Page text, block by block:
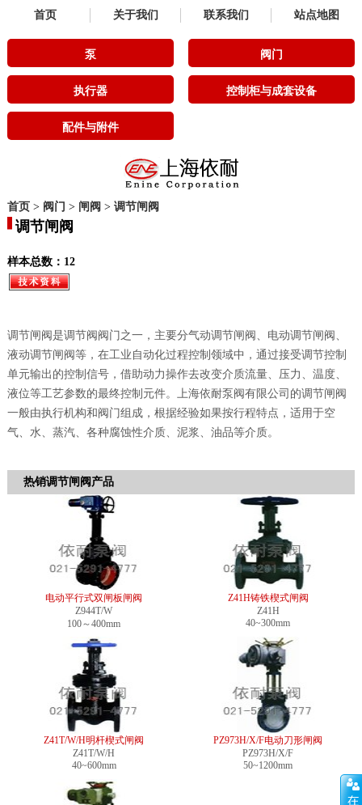
首页 关于我们 联系我们 站点地图
泵 阀门
执行器 控制柜与成套设备
配件与附件
首页> 阀门 > 闸阀 > 调节闸阀
调节闸阀
样本总数：12
调节闸阀是调节阀阀门之一，主要分气动调节闸阀、电动调节闸阀、
液动调节闸阀等，在工业自动化过程控制领域中，通过接受调节控制
单元输出的控制信号，借助动力操作去改变介质流量、压力、温度、
液位等工艺参数的最终控制元件。上海依耐泵阀有限公司的调节闸阀
一般由执行机构和阀门组成，根据经验如果按行程特点，适用于空
气、水、蒸汽、各种腐蚀性介质、泥浆、油品等介质。
热销调节闸阀产品
电动平行式双闸板闸阀
Z944T/W
100～400mm
Z41H铸铁楔式闸阀
Z41H
40~300mm
Z41T/W/H明杆楔式闸阀
Z41T/W/H
40~600mm
PZ973H/X/F电动刀形闸阀
PZ973H/X/F
50~1200mm